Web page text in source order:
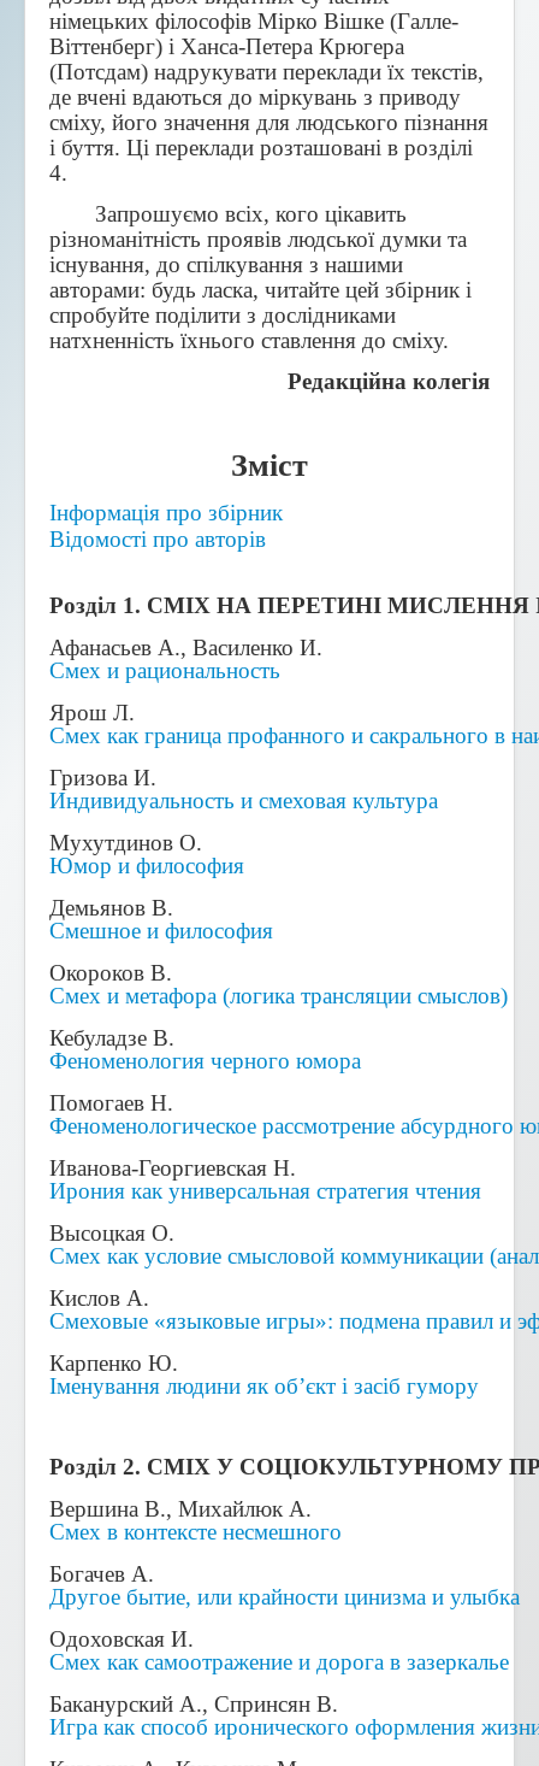
німецьких філософів Мірко Вішке (Галле-
Віттенберг) і Ханса-Петера Крюгера
(Потсдам) надрукувати переклади їх текстів,
де вчені вдаються до міркувань з приводу
сміху, його значення для людського пізнання
і буття. Ці переклади розташовані в розділі
4.
Запрошуємо всіх, кого цікавить
різноманітність проявів людської думки та
існування, до спілкування з нашими
авторами: будь ласка, читайте цей збірник і
спробуйте поділити з дослідниками
натхненність їхнього ставлення до сміху.
Редакційна колегія
Зміст
Інформація про збірник
Відомості про авторів
Розділ 1. СМІХ НА ПЕРЕТИНІ МИСЛЕННЯ
Афанасьев А., Василенко И.
Смех и рациональность
Ярош Л.
Смех как граница профанного и сакрального в
Гризова И.
Индивидуальность и смеховая культура
Мухутдинов О.
Юмор и философия
Демьянов В.
Смешное и философия
Окороков В.
Смех и метафора (логика трансляции смыслов)
Кебуладзе В.
Феноменология черного юмора
Помогаев Н.
Феноменологическое рассмотрение абсурдного
Иванова-Георгиевская Н.
Ирония как универсальная стратегия чтения
Высоцкая О.
Смех как условие смысловой коммуникации
Кислов А.
Смеховые «языковые игры»: подмена правил и
Карпенко Ю.
Іменування людини як об’єкт і засіб гумору
Розділ 2. СМІХ У СОЦІОКУЛЬТУРНОМУ
Вершина В., Михайлюк А.
Смех в контексте несмешного
Богачев А.
Другое бытие, или крайности цинизма и улыбка
Одоховская И.
Смех как самоотражение и дорога в зазеркалье
Баканурский А., Спринсян В.
Игра как способ иронического оформления